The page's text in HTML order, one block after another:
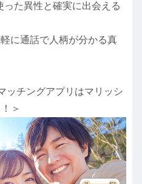
った異性と確実に出会える
軽に通話で人柄が分かる真
ッチングアプリはマリッシ
！＞